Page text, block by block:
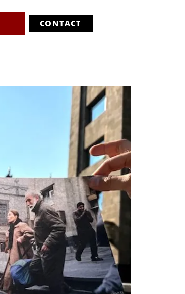
CONTACT